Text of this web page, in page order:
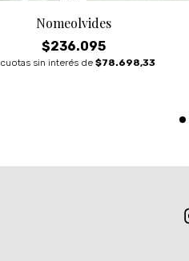
Nomeolvides
$236.095
cuotas sin interés de $78.698,33